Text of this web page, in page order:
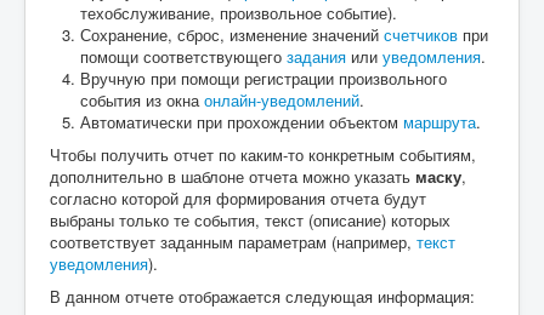
техобслуживание, произвольное событие).
Сохранение, сброс, изменение значений счетчиков при
помощи соответствующего задания или уведомления.
Вручную при помощи регистрации произвольного
события из окна онлайн-уведомлений.
Автоматически при прохождении объектом маршрута.
Чтобы получить отчет по каким-то конкретным событиям,
дополнительно в шаблоне отчета можно указать маску,
согласно которой для формирования отчета будут
выбраны только те события, текст (описание) которых
соответствует заданным параметрам (например, текст
уведомления).
В данном отчете отображается следующая информация: